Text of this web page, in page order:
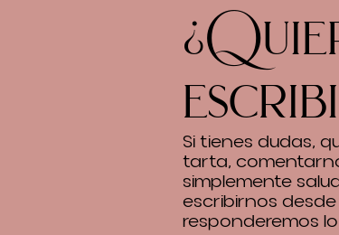
Si tienes dudas,
tarta,
simplemente
escribirnos desde
responderemos